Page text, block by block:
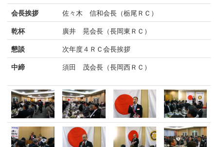
会長挨拶
佐々木 信和会長（栃尾ＲＣ）
乾杯
廣井 晃会長（長岡東ＲＣ）
懇談
次年度４ＲＣ会長挨拶
中締
須田 茂会長（長岡西ＲＣ）